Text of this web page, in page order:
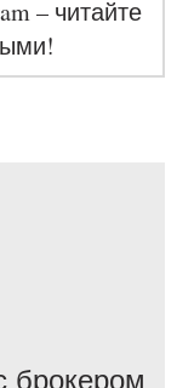
– читайте
брокером